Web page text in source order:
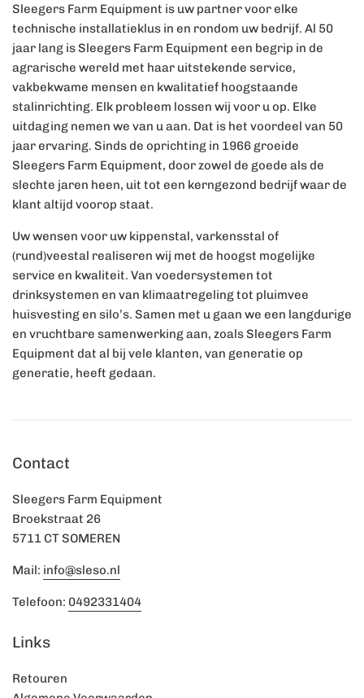
Sleegers Farm Equipment is uw partner voor elke
technische installatieklus in en rondom uw bedrijf. Al 50
jaar lang is Sleegers Farm Equipment een begrip in de
agrarische wereld met haar uitstekende service,
vakbekwame mensen en kwalitatief hoogstaande
stalinrichting. Elk probleem lossen wij voor u op. Elke
uitdaging nemen we van u aan. Dat is het voordeel van 50
jaar ervaring. Sinds de oprichting in 1966 groeide
Sleegers Farm Equipment, door zowel de goede als de
slechte jaren heen, uit tot een kerngezond bedrijf waar de
klant altijd voorop staat.
Uw wensen voor uw kippenstal, varkensstal of
(rund)veestal realiseren wij met de hoogst mogelijke
service en kwaliteit. Van voedersystemen tot
drinksystemen en van klimaatregeling tot pluimvee
huisvesting en silo’s. Samen met u gaan we een langdurige
en vruchtbare samenwerking aan, zoals Sleegers Farm
Equipment dat al bij vele klanten, van generatie op
generatie, heeft gedaan.
Contact
Sleegers Farm Equipment
Broekstraat 26
5711 CT SOMEREN
Mail: info@sleso.nl
Telefoon: 0492331404
Links
Retouren